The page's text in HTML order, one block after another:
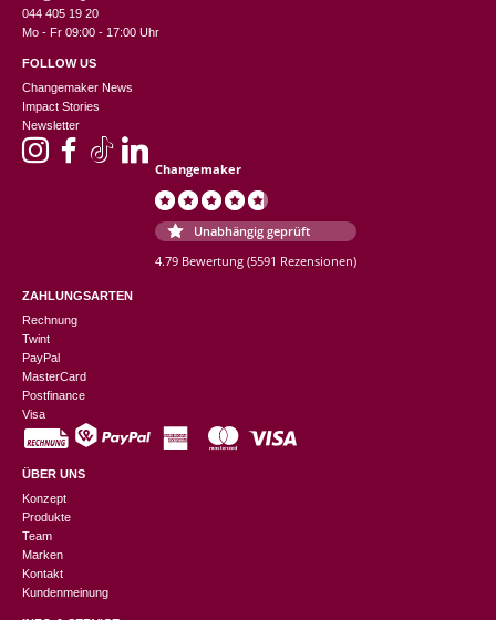
044 405 19 20
Mo - Fr 09:00 - 17:00 Uhr
FOLLOW US
Changemaker News
Impact Stories
Newsletter
Changemaker
Unabhängig geprüft
4.79 Bewertung (5591 Rezensionen)
ZAHLUNGSARTEN
Rechnung
Twint
PayPal
MasterCard
Postfinance
Visa
ÜBER UNS
Konzept
Produkte
Team
Marken
Kontakt
Kundenmeinung